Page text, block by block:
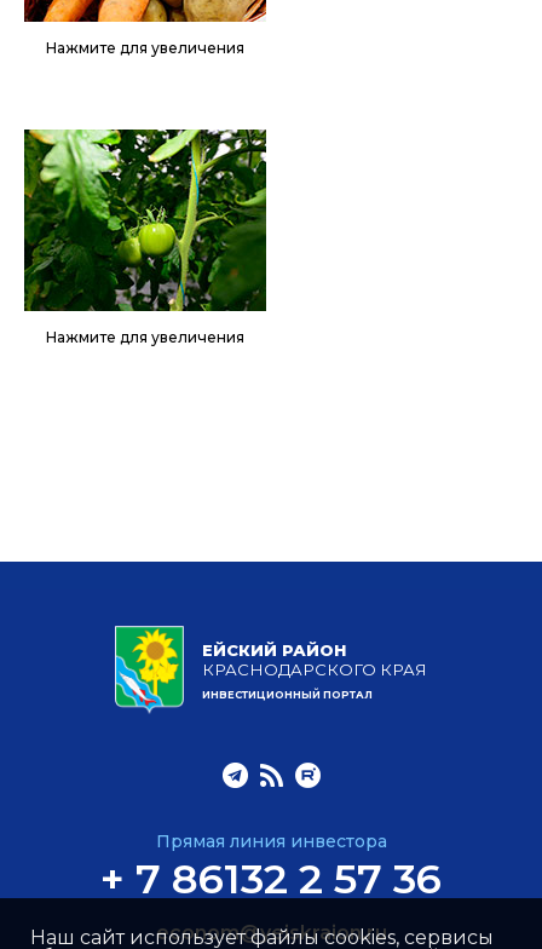
Нажмите для увеличения
Нажмите для увеличения
ЕЙСКИЙ РАЙОН
КРАСНОДАРСКОГО КРАЯ
ИНВЕСТИЦИОННЫЙ ПОРТАЛ
Прямая линия инвестора
+ 7 86132 2 57 36
econom@yeiskraion.ru
Наш сайт использует файлы cookies, сервисы